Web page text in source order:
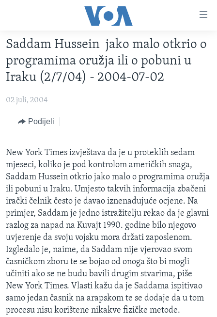
glavni
sadržaj
Pređi
na
glavnu
navigaciju
VIDEO
FOTOGRAFIJE DANA
VIJESTI
SJEDINJENE AMERIČKE DRŽAVE
SVIJET
NAUKA I TEHNOLOGIJA
KORUPCIJA
SLOBODA MEDIJA
ŽENSKA STRANA
IZBJEGLIČKA STRANA
MAGAZIN
O GLASU AMERIKE
Learning English
PRATITE NAS
Saddam Hussein jako malo otkrio o
programima oružja ili o pobuni u
Iraku (2/7/04) - 2004-07-02
02 juli, 2004
Podijeli
New York Times izvještava da je u proteklih sedam
mjeseci, koliko je pod kontrolom američkih snaga,
Saddam Hussein otkrio jako malo o programima oružja
ili pobuni u Iraku. Umjesto takvih informacija zbačeni
irački čelnik često je davao iznenađujuće ocjene. Na
primjer, Saddam je jedno istražitelju rekao da je glavni
razlog za napad na Kuvajt 1990. godine bilo njegovo
uvjerenje da svoju vojsku mora držati zaposlenom.
Izgledalo je, naime, da Saddam nije vjerovao svom
časničkom zboru te se bojao od onoga što bi mogli
učiniti ako se ne budu bavili drugim stvarima, piše
New York Times. Vlasti kažu da je Saddama ispitivao
samo jedan časnik na arapskom te se dodaje da u tom
procesu nisu korištene nikakve fizičke metode.